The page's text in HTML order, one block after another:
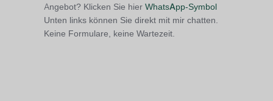
Angebot? Klicken Sie hier WhatsApp-Symbol
Unten links können Sie direkt mit mir chatten.
Keine Formulare, keine Wartezeit.